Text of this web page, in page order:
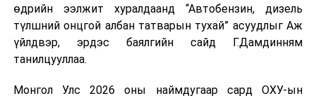
өдрийн ээлжит хуралдаанд “Автобензин, дизель
түлшний онцгой албан татварын тухай” асуудлыг Аж
үйлдвэр, эрдэс баялгийн сайд Г.Дамдинням
танилцууллаа.
Монгол Улс 2026 оны наймдугаар сард ОХУ-ын